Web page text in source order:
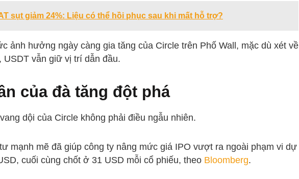
sụt giảm 24%: Liệu có thể hồi phục sau khi mất hỗ trợ?
ảnh hưởng ngày càng gia tăng của Circle trên Phố Wall, mặc dù xét về
vẫn giữ vị trí dẫn đầu.
của đà tăng đột phá
dội của Circle không phải điều ngẫu nhiên.
mạnh mẽ đã giúp công ty nâng mức giá IPO vượt ra ngoài phạm vi dự
cuối cùng chốt ở 31 USD mỗi cổ phiếu, theo Bloomberg.